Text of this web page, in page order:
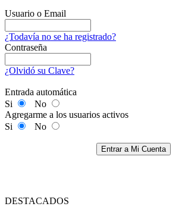
Usuario o Email
¿Todavía no se ha registrado?
Contraseña
¿Olvidó su Clave?
Entrada automática
Si
No
Agregarme a los usuarios activos
Si
No
Entrar a Mi Cuenta
DESTACADOS